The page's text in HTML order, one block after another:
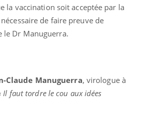
la vaccination soit acceptée par la
de faire preuve de
le Dr Manuguerra.
Claude Manuguerra, virologue à
Il faut tordre le cou aux idées